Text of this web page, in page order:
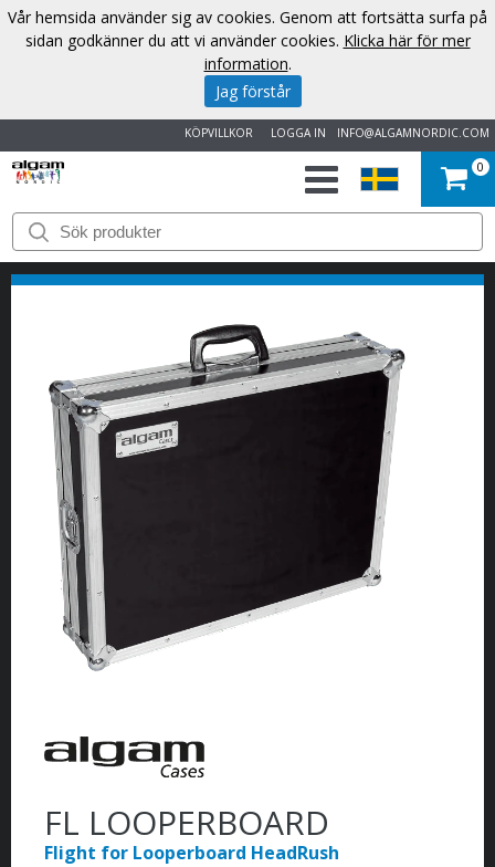
INFO@ALGAMNORDIC.COM
LOGGA IN
KÖPVILLKOR
START
VARUMÄRKEN
OM
OSS
KONTAKT
0
FL LOOPERBOARD
Flight for Looperboard HeadRush
Vår hemsida använder sig av cookies. Genom att fortsätta surfa på
sidan godkänner du att vi använder cookies. Klicka här för mer
information.
Jag förstår